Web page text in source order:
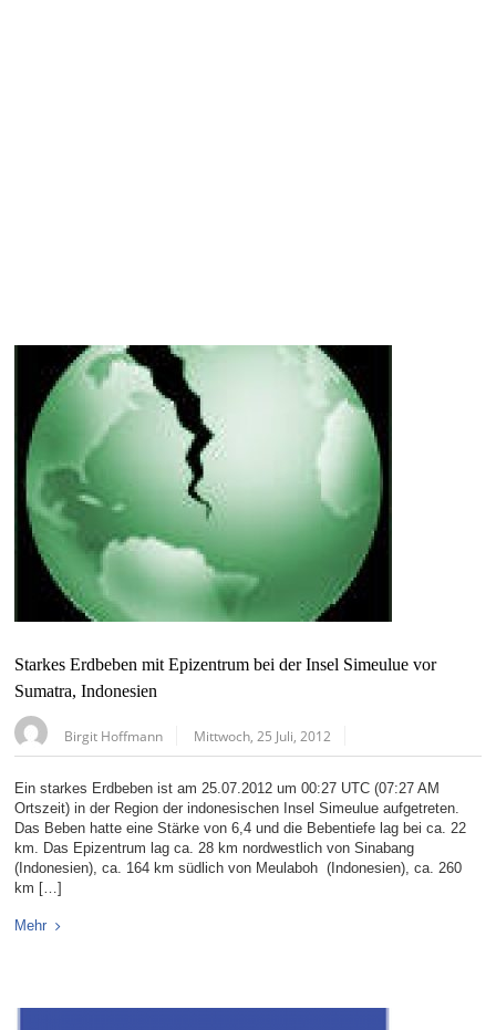
Starkes Erdbeben mit Epizentrum bei der Insel Simeulue vor
Sumatra, Indonesien
Birgit Hoffmann Mittwoch, 25 Juli, 2012
Ein starkes Erdbeben ist am 25.07.2012 um 00:27 UTC (07:27 AM
Ortszeit) in der Region der indonesischen Insel Simeulue aufgetreten.
Das Beben hatte eine Stärke von 6,4 und die Bebentiefe lag bei ca. 22
km. Das Epizentrum lag ca. 28 km nordwestlich von Sinabang
(Indonesien), ca. 164 km südlich von Meulaboh (Indonesien), ca. 260
km […]
Mehr